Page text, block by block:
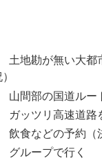
地勘が無い大都
間部の国道ルー
ッツリ高速道路
食などの予約（
ループで行く